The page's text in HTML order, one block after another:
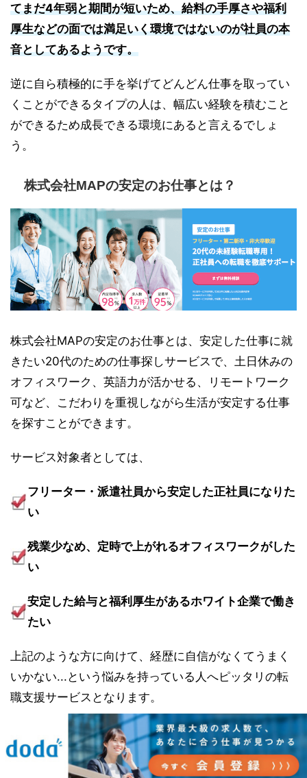
てまだ4年弱と期間が短いため、給料の手厚さや福利
厚生などの面では満足いく環境ではないのが社員の本
音としてあるようです。
逆に自ら積極的に手を挙げてどんどん仕事を取ってい
くことができるタイプの人は、幅広い経験を積むこと
ができるため成長できる環境にあると言えるでしょ
う。
株式会社MAPの安定のお仕事とは？
株式会社MAPの安定のお仕事とは、安定した仕事に就
きたい20代のための仕事探しサービスで、土日休みの
オフィスワーク、英語力が活かせる、リモートワーク
可など、こだわりを重視しながら生活が安定する仕事
を探すことができます。
サービス対象者としては、
フリーター・派遣社員から安定した正社員になりた
い
残業少なめ、定時で上がれるオフィスワークがした
い
安定した給与と福利厚生があるホワイト企業で働き
たい
上記のような方に向けて、経歴に自信がなくてうまく
いかない...という悩みを持っている人へピッタリの転
職支援サービスとなります。
サービスの利用は、学歴・経歴一切不問で、色々な経
歴の20代が安定した仕事への転職に成功していますの
で、経歴やキャリアに自信のない方は積極的に活用し